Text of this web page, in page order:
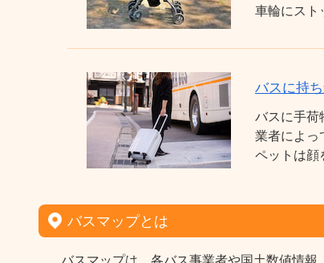
車輪にスト
バスに持
バスに手荷
業者によっ
ペットは顔
バスマップとは
バスマップは、各バス事業者や国土数値情報